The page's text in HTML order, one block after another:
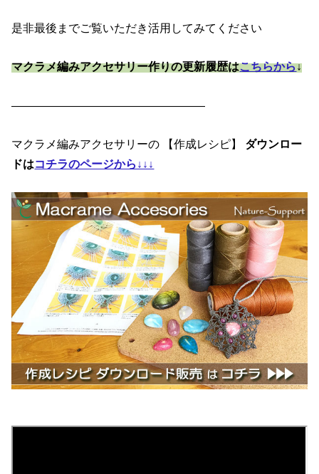
是非最後までご覧いただき活用してみてください
マクラメ編みアクセサリー作りの更新履歴はこちらから↓
—————————————————
マクラメ編みアクセサリーの 【作成レシピ】 ダウンロー
ドはコチラのページから↓↓↓